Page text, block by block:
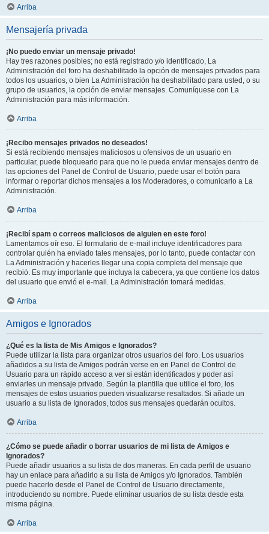
Arriba
Mensajería privada
¡No puedo enviar un mensaje privado!
Hay tres razones posibles; no está registrado y/o identificado, La
Administración del foro ha deshabilitado la opción de mensajes privados para
todos los usuarios, o bien La Administración ha deshabilitado para usted, o su
grupo de usuarios, la opción de enviar mensajes. Comuníquese con La
Administración para más información.
Arriba
¡Recibo mensajes privados no deseados!
Si está recibiendo mensajes maliciosos u ofensivos de un usuario en
particular, puede bloquearlo para que no le pueda enviar mensajes dentro de
las opciones del Panel de Control de Usuario, puede usar el botón para
informar o reportar dichos mensajes a los Moderadores, o comunicarlo a La
Administración.
Arriba
¡Recibí spam o correos maliciosos de alguien en este foro!
Lamentamos oír eso. El formulario de e-mail incluye identificadores para
controlar quién ha enviado tales mensajes, por lo tanto, puede contactar con
La Administración y hacerles llegar una copia completa del mensaje que
recibió. Es muy importante que incluya la cabecera, ya que contiene los datos
del usuario que envió el e-mail. La Administración tomará medidas.
Arriba
Amigos e Ignorados
¿Qué es la lista de Mis Amigos e Ignorados?
Puede utilizar la lista para organizar otros usuarios del foro. Los usuarios
añadidos a su lista de Amigos podrán verse en en Panel de Control de
Usuario para un rápido acceso a ver si están identificados y poder así
enviarles un mensaje privado. Según la plantilla que utilice el foro, los
mensajes de estos usuarios pueden visualizarse resaltados. Si añade un
usuario a su lista de Ignorados, todos sus mensajes quedarán ocultos.
Arriba
¿Cómo se puede añadir o borrar usuarios de mi lista de Amigos e
Ignorados?
Puede añadir usuarios a su lista de dos maneras. En cada perfil de usuario
hay un enlace para añadirlo a su lista de Amigos y/o Ignorados. También
puede hacerlo desde el Panel de Control de Usuario directamente,
introduciendo su nombre. Puede eliminar usuarios de su lista desde esta
misma página.
Arriba